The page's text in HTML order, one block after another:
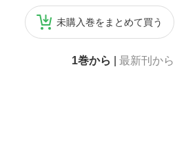
未購入巻をまとめて買う
1巻から 最新刊から